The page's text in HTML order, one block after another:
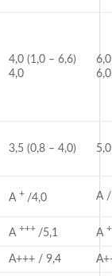
4,0 (1,0 – 6,6)
4,0
6,0
3,5 (0,8 – 4,0)
A+ /4,0 A
A+++ /5,1 A
A+++ / 9,4